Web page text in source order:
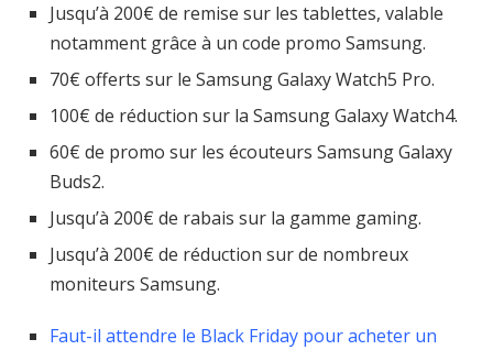
Jusqu’à 200€ de remise sur les tablettes, valable
notamment grâce à un code promo Samsung.
70€ offerts sur le Samsung Galaxy Watch5 Pro.
100€ de réduction sur la Samsung Galaxy Watch4.
60€ de promo sur les écouteurs Samsung Galaxy
Buds2.
Jusqu’à 200€ de rabais sur la gamme gaming.
Jusqu’à 200€ de réduction sur de nombreux
moniteurs Samsung.
Faut-il attendre le Black Friday pour acheter un